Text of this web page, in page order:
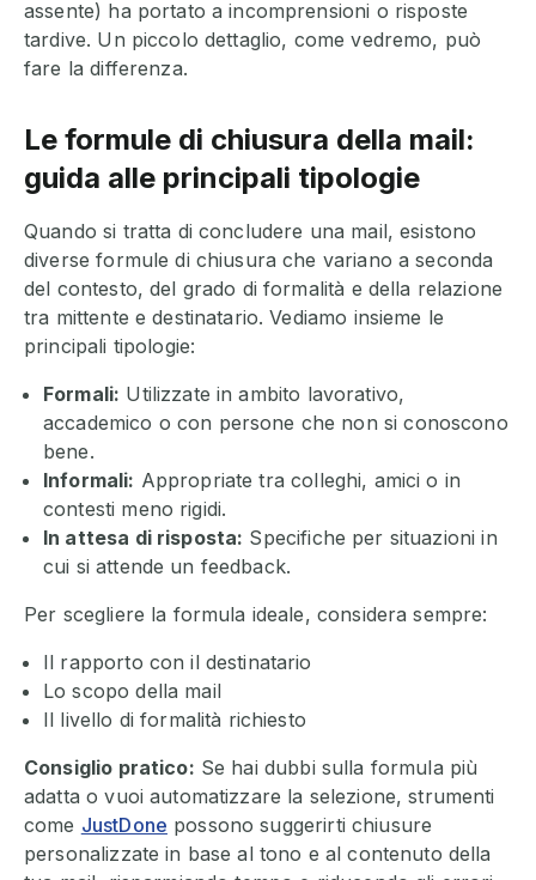
assente) ha portato a incomprensioni o risposte
tardive. Un piccolo dettaglio, come vedremo, può
fare la differenza.
Le formule di chiusura della mail:
guida alle principali tipologie
Quando si tratta di concludere una mail, esistono
diverse formule di chiusura che variano a seconda
del contesto, del grado di formalità e della relazione
tra mittente e destinatario. Vediamo insieme le
principali tipologie:
Formali: Utilizzate in ambito lavorativo,
accademico o con persone che non si conoscono
bene.
Informali: Appropriate tra colleghi, amici o in
contesti meno rigidi.
In attesa di risposta: Specifiche per situazioni in
cui si attende un feedback.
Per scegliere la formula ideale, considera sempre:
Il rapporto con il destinatario
Lo scopo della mail
Il livello di formalità richiesto
Consiglio pratico: Se hai dubbi sulla formula più
adatta o vuoi automatizzare la selezione, strumenti
come JustDone possono suggerirti chiusure
personalizzate in base al tono e al contenuto della